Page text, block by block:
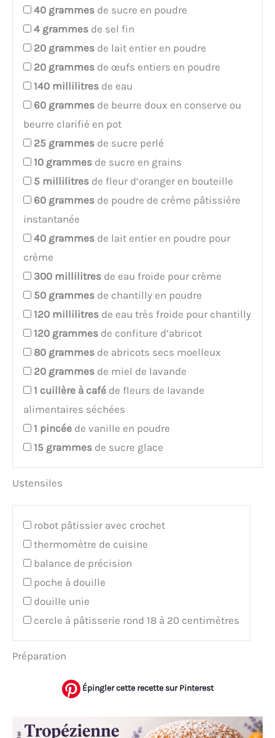
40 grammes de sucre en poudre
4 grammes de sel fin
20 grammes de lait entier en poudre
20 grammes de œufs entiers en poudre
140 millilitres de eau
60 grammes de beurre doux en conserve ou
beurre clarifié en pot
25 grammes de sucre perlé
10 grammes de sucre en grains
5 millilitres de fleur d’oranger en bouteille
60 grammes de poudre de crème pâtissière
instantanée
40 grammes de lait entier en poudre pour
crème
300 millilitres de eau froide pour crème
50 grammes de chantilly en poudre
120 millilitres de eau très froide pour chantilly
120 grammes de confiture d’abricot
80 grammes de abricots secs moelleux
20 grammes de miel de lavande
1 cuillère à café de fleurs de lavande
alimentaires séchées
1 pincée de vanille en poudre
15 grammes de sucre glace
Ustensiles
robot pâtissier avec crochet
thermomètre de cuisine
balance de précision
poche à douille
douille unie
cercle à pâtisserie rond 18 à 20 centimètres
Préparation
Épingler cette recette sur Pinterest